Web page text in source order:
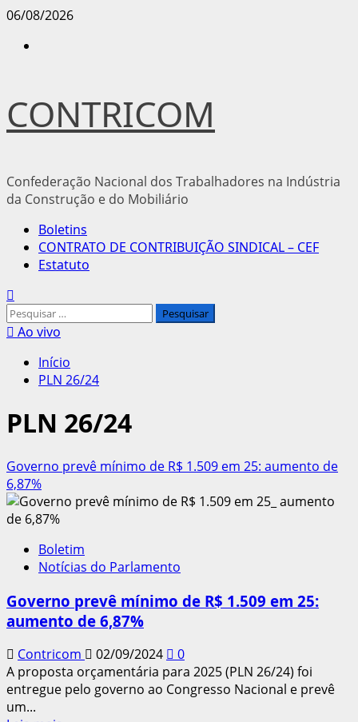
Avançar
06/08/2026
CONTRICOM
Confederação Nacional dos Trabalhadores na Indústria
da Construção e do Mobiliário
Menu
principal
Boletins
CONTRATO DE CONTRIBUIÇÃO SINDICAL – CEF
Estatuto
Pesquisar
por:Ao vivo
Início
PLN 26/24
PLN 26/24
Governo prevê mínimo de R$ 1.509 em 25: aumento de
6,87%
Boletim
Notícias do Parlamento
Governo prevê mínimo de R$ 1.509 em 25:
aumento de 6,87%
Contricom 02/09/2024
0
A proposta orçamentária para 2025 (PLN 26/24) foi
entregue pelo governo ao Congresso Nacional e prevê
um...